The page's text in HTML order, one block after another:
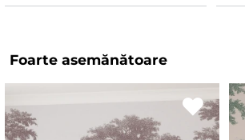
Foarte asemănătoare